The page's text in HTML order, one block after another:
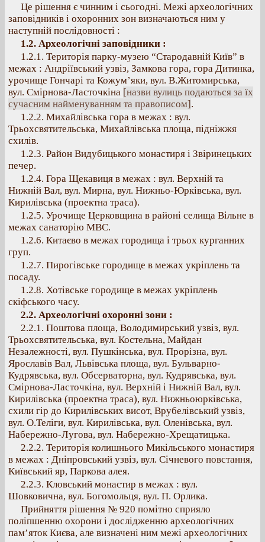
Це рішення є чинним і сьогодні. Межі археологічних
заповідників і охоронних зон визначаються ним у
наступній послідовності :
1.2. Археологічні заповідники :
1.2.1. Територія парку-музею “Стародавній Київ” в
межах : Андріївський узвіз, Замкова гора, гора Дитинка,
урочище Гончарі та Кожум’яки, вул. В.Житомирська,
вул. Смірнова-Ласточкіна [назви вулиць подаються за їх
сучасним найменуванням та правописом].
1.2.2. Михайлівська гора в межах : вул.
Трьохсвятительська, Михайлівська площа, підніжжя
схилів.
1.2.3. Район Видубицького монастиря і Звіринецьких
печер.
1.2.4. Гора Щекавиця в межах : вул. Верхній та
Нижній Вал, вул. Мирна, вул. Нижньо-Юрківська, вул.
Кирилівська (проектна траса).
1.2.5. Урочище Церковщина в районі селища Вільне в
межах санаторію МВС.
1.2.6. Китаєво в межах городища і трьох курганних
груп.
1.2.7. Пирогівське городище в межах укріплень та
посаду.
1.2.8. Хотівське городище в межах укріплень
скіфського часу.
2.2. Археологічні охоронні зони :
2.2.1. Поштова площа, Володимирський узвіз, вул.
Трьохсвятительська, вул. Костельна, Майдан
Незалежності, вул. Пушкінська, вул. Прорізна, вул.
Ярославів Вал, Львівська площа, вул. Бульварно-
Кудрявська, вул. Обсерваторна, вул. Кудрявська, вул.
Смірнова-Ласточкіна, вул. Верхній і Нижній Вал, вул.
Кирилівська (проектна траса), вул. Нижньоюрківська,
схили гір до Кирилівських висот, Врубелівський узвіз,
вул. О.Теліги, вул. Кирилівська, вул. Оленівська, вул.
Набережно-Лугова, вул. Набережно-Хрещатицька.
2.2.2. Територія колишнього Микільського монастиря
в межах : Дніпровський узвіз, вул. Січневого повстання,
Київський яр, Паркова алея.
2.2.3. Кловський монастир в межах : вул.
Шовковична, вул. Богомольця, вул. П. Орлика.
Прийняття рішення № 920 помітно сприяло
поліпшенню охорони і дослідженню археологічних
пам’яток Києва, але визначені ним межі археологічних